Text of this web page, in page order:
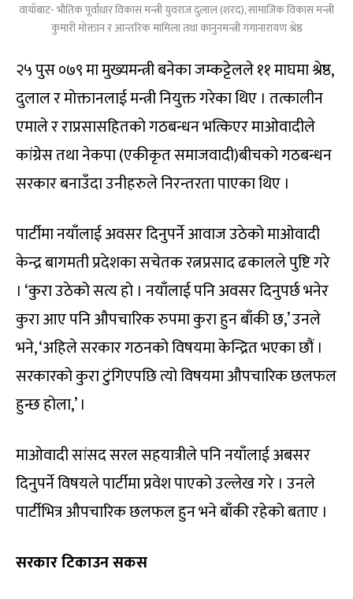
वायाँबाट- भौतिक पूर्वाधार विकास मन्त्री युवराज दुलाल (शरद), सामाजिक विकास मन्त्री
कुमारी मोक्तान र आन्तरिक मामिला तथा कानुनमन्त्री गंगानारायण श्रेष्ठ
२५ पुस ०७९ मा मुख्यमन्त्री बनेका जम्कट्टेलले ११ माघमा श्रेष्ठ,
दुलाल र मोक्तानलाई मन्त्री नियुक्त गरेका थिए । तत्कालीन
एमाले र राप्रसासहितको गठबन्धन भत्किएर माओवादीले
कांग्रेस तथा नेकपा (एकीकृत समाजवादी)बीचको गठबन्धन
सरकार बनाउँदा उनीहरुले निरन्तरता पाएका थिए ।
पार्टीमा नयाँलाई अवसर दिनुपर्ने आवाज उठेको माओवादी
केन्द्र बागमती प्रदेशका सचेतक रत्नप्रसाद ढकालले पुष्टि गरे
। ‘कुरा उठेको सत्य हो । नयाँलाई पनि अवसर दिनुपर्छ भनेर
कुरा आए पनि औपचारिक रुपमा कुरा हुन बाँकी छ,’ उनले
भने, ‘अहिले सरकार गठनको विषयमा केन्द्रित भएका छौं ।
सरकारको कुरा टुंगिएपछि त्यो विषयमा औपचारिक छलफल
हुन्छ होला,’ ।
माओवादी सांसद सरल सहयात्रीले पनि नयाँलाई अबसर
दिनुपर्ने विषयले पार्टीमा प्रवेश पाएको उल्लेख गरे । उनले
पार्टीभित्र औपचारिक छलफल हुन भने बाँकी रहेको बताए ।
सरकार टिकाउन सकस